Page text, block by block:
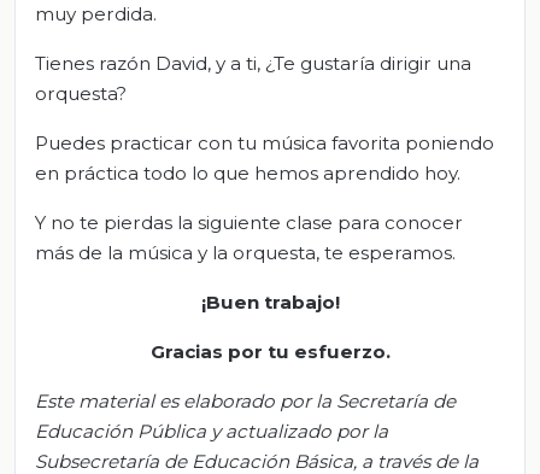
muy perdida.
Tienes razón David, y a ti, ¿Te gustaría dirigir una
orquesta?
Puedes practicar con tu música favorita poniendo
en práctica todo lo que hemos aprendido hoy.
Y no te pierdas la siguiente clase para conocer
más de la música y la orquesta, te esperamos.
¡Buen trabajo!
Gracias por tu esfuerzo.
Este material es elaborado por la Secretaría de
Educación Pública y actualizado por la
Subsecretaría de Educación Básica, a través de la